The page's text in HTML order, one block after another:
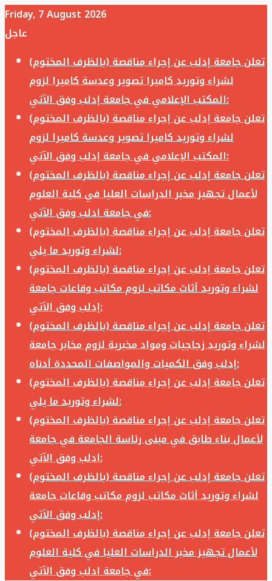
Friday, 7 August 2026
عاجل
تعلن جامعة إدلب عن إجراء مناقصة (بالظرف المختوم)
لشراء وتوريد كاميرا تصوير وعدسة كاميرا لزوم
المكتب الإعلامي في جامعة إدلب وفق الآتي:
تعلن جامعة إدلب عن إجراء مناقصة (بالظرف المختوم)
لشراء وتوريد كاميرا تصوير وعدسة كاميرا لزوم
المكتب الإعلامي في جامعة إدلب وفق الآتي:
تعلن جامعة إدلب عن إجراء مناقصة (بالظرف المختوم)
لأعمال تجهيز مخبر الدراسات العليا في كلية العلوم
في جامعة ادلب وفق الآتي:
تعلن جامعة إدلب عن إجراء مناقصة (بالظرف المختوم)
لشراء وتوريد ما يلي:
تعلن جامعة إدلب عن إجراء مناقصة (بالظرف المختوم)
لشراء وتوريد أثاث مكاتب لزوم مكاتب وقاعات جامعة
إدلب وفق الآتي:
تعلن جامعة إدلب عن إجراء مناقصة (بالظرف المختوم)
لشراء وتوريد زجاجيات ومواد مخبرية لزوم مخابر جامعة
إدلب وفق الكميات والمواصفات المحددة أدناه:
تعلن جامعة إدلب عن إجراء مناقصة (بالظرف المختوم)
لشراء وتوريد ما يلي:
تعلن جامعة إدلب عن إجراء مناقصة (بالظرف المختوم)
لأعمال بناء طابق في مبنى رئاسة الجامعة في جامعة
ادلب وفق الآتي:
تعلن جامعة إدلب عن إجراء مناقصة (بالظرف المختوم)
لشراء وتوريد أثاث مكاتب لزوم مكاتب وقاعات جامعة
إدلب وفق الآتي:
تعلن جامعة إدلب عن إجراء مناقصة (بالظرف المختوم)
لأعمال تجهيز مخبر الدراسات العليا في كلية العلوم
في جامعة ادلب وفق الآتي: